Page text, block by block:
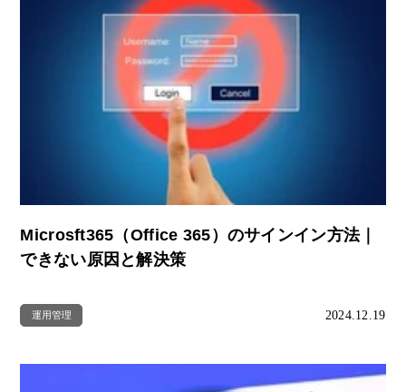
Microsft365（Office 365）のサインイン方法｜
できない原因と解決策
運用管理 2024.12.19